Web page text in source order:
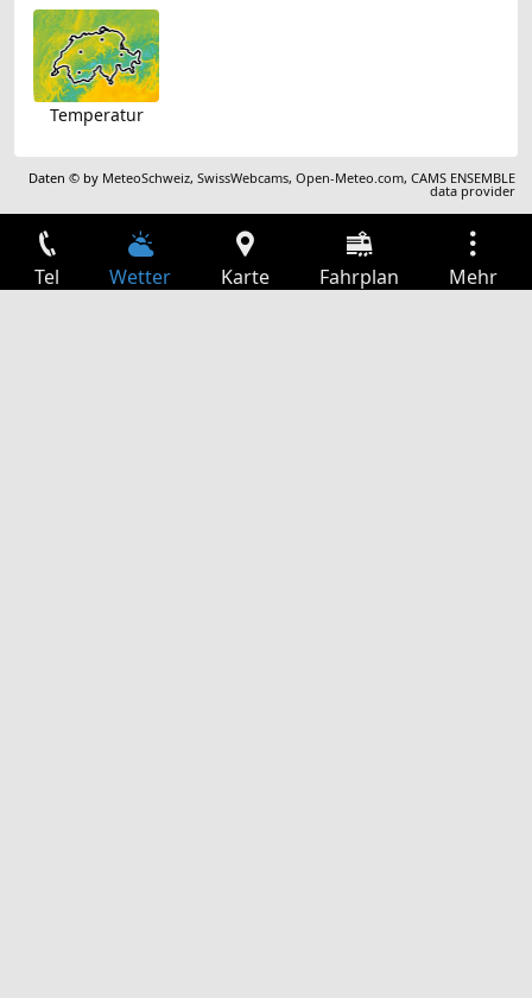
Temperatur
Daten © by MeteoSchweiz,SwissWebcams,Open-Meteo.com,CAMS ENSEMBLE
data provider
Tel Wetter Karte Fahrplan Mehr